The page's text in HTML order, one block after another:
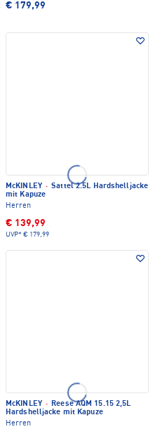
€ 179,99
McKINLEY · Sattel 2.5L Hardshelljacke
mit Kapuze
Herren
€ 139,99
UVP* € 179,99
McKINLEY · Reese AQM 15.15 2,5L
Hardshelljacke mit Kapuze
Herren